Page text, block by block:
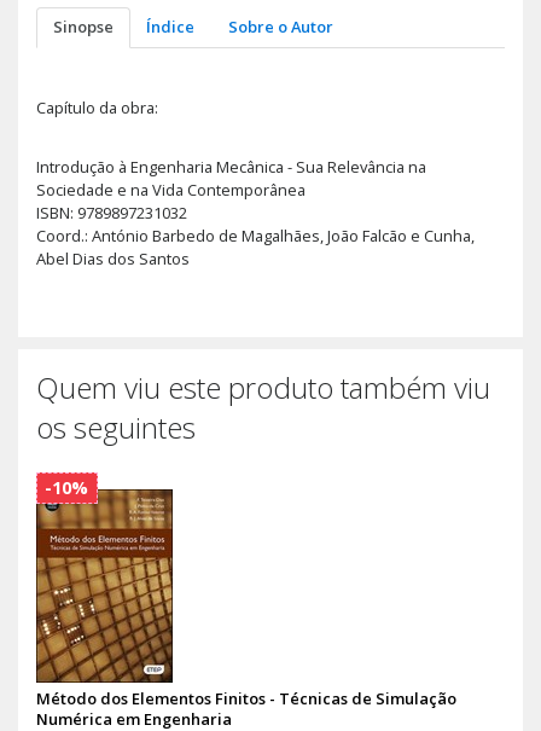
Sinopse Índice Sobre o Autor
Capítulo da obra:
Introdução à Engenharia Mecânica - Sua Relevância na
Sociedade e na Vida Contemporânea
ISBN: 9789897231032
Coord.: António Barbedo de Magalhães, João Falcão e Cunha,
Abel Dias dos Santos
Quem viu este produto também viu
os seguintes
Método dos Elementos Finitos - Técnicas de Simulação
Numérica em Engenharia
-10%